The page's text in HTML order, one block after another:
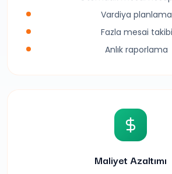
Vardiya planlama
Fazla mesai takibi
Anlık raporlama
Maliyet Azaltımı